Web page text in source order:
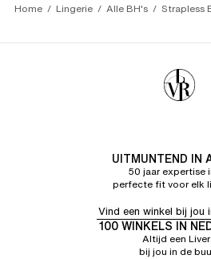
Home Lingerie Alle BH's Strapless
UITMUNTEND IN
50 jaar expertise
perfecte fit voor elk
Vind een winkel bij jou
100 WINKELS IN
Altijd een
bij jou in de